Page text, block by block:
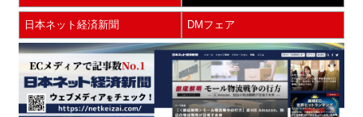
日本ネット経済新聞 DMフェア